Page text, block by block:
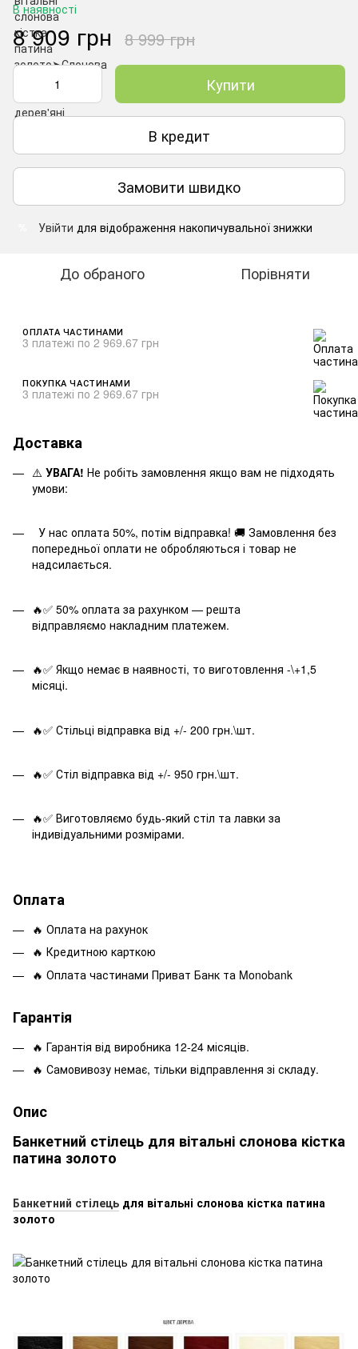
В наявності
8 909 грн 8 999 грн
Купити
В кредит
Замовити швидко
Увійти для відображення накопичувальної знижки
До обраного Порівняти
ОПЛАТА ЧАСТИНАМИ
3 платежі по 2 969.67 грн
ПОКУПКА ЧАСТИНАМИ
3 платежі по 2 969.67 грн
Доставка
⚠️ УВАГА! Не робіть замовлення якщо вам не підходять
умови:
У нас оплата 50%, потім відправка! 🚚 Замовлення без
попередньої оплати не обробляються і товар не
надсилається.
🔥✅ 50% оплата за рахунком — решта
відправляємо накладним платежем.
🔥✅ Якщо немає в наявності, то виготовлення -\+1,5
місяці.
🔥✅ Стільці відправка від +/- 200 грн.\шт.
🔥✅ Стіл відправка від +/- 950 грн.\шт.
🔥✅ Виготовляємо будь-який стіл та лавки за
індивідуальними розмірами.
Оплата
🔥 Оплата на рахунок
🔥 Кредитною карткою
🔥 Оплата частинами Приват Банк та Monobank
Гарантія
🔥 Гарантія від виробника 12-24 місяців.
🔥 Самовивозу немає, тільки відправлення зі складу.
Опис
Банкетний стілець для вітальні слонова кістка
патина золото
Банкетний стілець для вітальні слонова кістка патина
золото